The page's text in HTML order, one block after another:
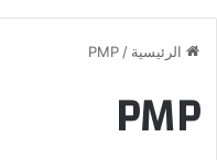
الرئيسية /
PMP
PMP